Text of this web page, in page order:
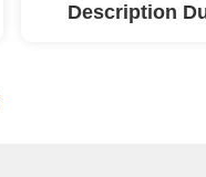
Description